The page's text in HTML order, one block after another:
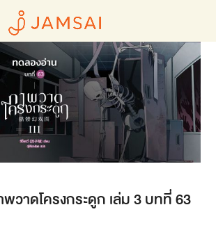
วาดโครงกระดูก เล่ม 3 บทที่ 63